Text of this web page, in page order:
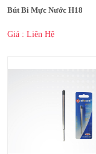
Bút Bi Mực Nước H18
Giá : Liên Hệ